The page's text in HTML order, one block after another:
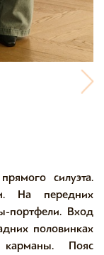
силуэта.
На передних
портфели. Вход
половинках
Пояс